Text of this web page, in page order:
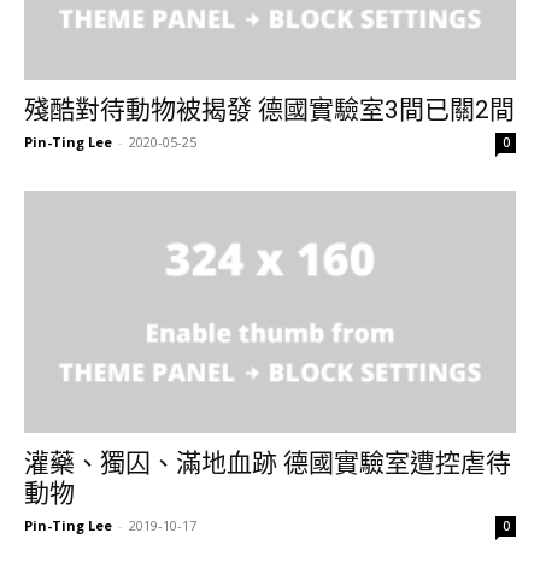
殘酷對待動物被揭發 德國實驗室3間已關2間
Pin-Ting Lee - 2020-05-25 0
灌藥、獨囚、滿地血跡 德國實驗室遭控虐待
動物
Pin-Ting Lee - 2019-10-17 0